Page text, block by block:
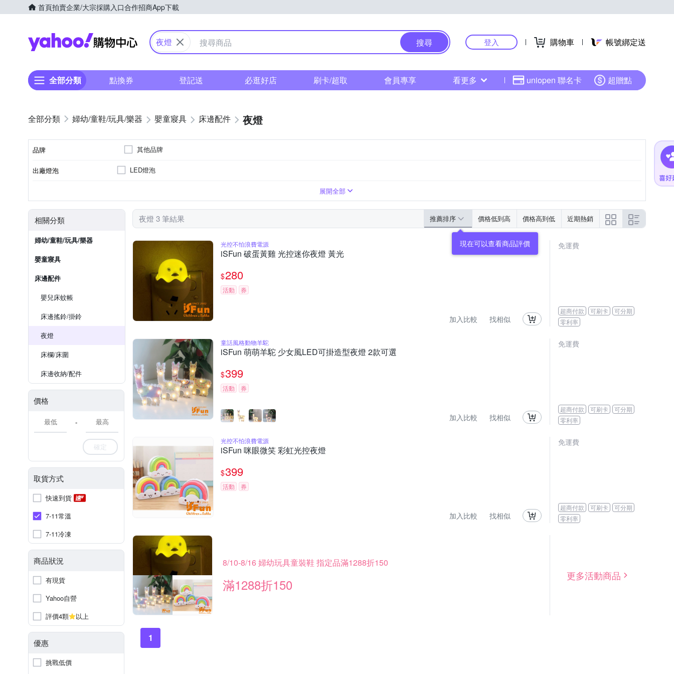
首頁拍賣企業/大宗採購入口合作招商App下載
Yahoo購物中心
夜燈 搜尋 登入 購物車 帳號綁定送
全部分類 點換券 登記送 必逛好店 刷卡/超取 會員專享 看更多 uniopen 聯名卡 超贈點
婦幼/童鞋/玩具/樂器 嬰童寢具 床邊配件 夜燈
品牌 其他品牌
出廠燈泡 LED燈泡
展開全部
相關分類
婦幼/童鞋/玩具/樂器
嬰童寢具
床邊配件
嬰兒床蚊帳
床邊搖鈴/掛鈴
夜燈
床欄/床圍
床邊收納/配件
價格
-
確定
取貨方式
快速到貨
7-11常溫
7-11冷凍
商品狀況
有現貨
Yahoo自營
評價4顆
以上
優惠
挑戰低價
夜燈 3 筆結果 推薦排序 價格低到高 價格高到低 近期熱銷
現在可以查看商品評價
光控不怕浪費電源
iSFun 破蛋黃雞 光控迷你夜燈 黃光
$280
活動 券
加入比較 找相似
免運費
超商付款 可刷卡
可分期
零利率
童話風格動物羊駝
iSFun 萌萌羊駝 少女風LED可掛造型夜燈 2款可選
$399
活動 券
加入比較 找相似
免運費
超商付款 可刷卡
可分期
零利率
光控不怕浪費電源
iSFun 咪眼微笑 彩虹光控夜燈
$399
活動 券
加入比較 找相似
免運費
超商付款 可刷卡
可分期
零利率
8/10-8/16 婦幼玩具童裝鞋 指定品滿1288折150
滿1288折150
更多活動商品
1